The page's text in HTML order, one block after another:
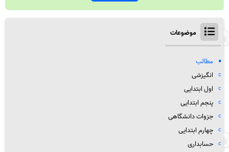
موضوعات
مطالب
انگیزشی
اول ابتدایی
پنجم ابتدایی
جزوات دانشگاهی
چهارم ابتدایی
حسابداری